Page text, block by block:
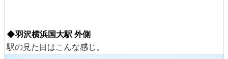
◆羽沢横浜国大駅 外側
駅の見た目はこんな感じ。